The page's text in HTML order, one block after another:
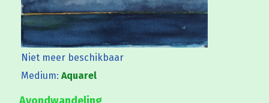
Niet meer beschikbaar
Medium: Aquarel